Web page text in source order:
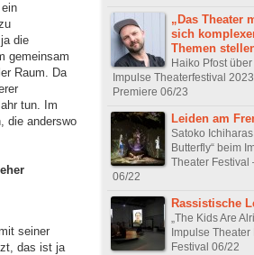
die
gemeinsam
Raum. Da
tun. Im
die anderswo
seiner
das ist ja
„Das Theater
sich
Themen
Haiko Pfost
Impulse Theaterfestival
Premiere 06/23
Leiden am
Satoko Ichiharas
Butterfly“ beim
Theater Festival
06/22
Rassistische
„The Kids Are
Impulse Theater
Festival 06/22